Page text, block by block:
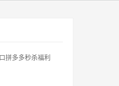
拼多多秒杀福利